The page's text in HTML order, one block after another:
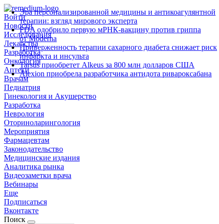
Войти
Новости
Исследования
Лекарства
Разработка
Онкология
Аптеки
Врачам
Педиатрия
Гинекология и Акушерство
Разработка
Неврология
Оториноларингология
Мероприятия
Фармацевтам
Законодательство
Медицинские издания
Аналитика рынка
Видеозаметки врача
Вебинары
Еще
Подписаться
Вконтакте
Поиск
Эра персонализированной медицины и антикоагулянтной
терапии: взгляд мирового эксперта
FDA одобрило первую мРНК‑вакцину против гриппа
от Moderna
Приверженность терапии сахарного диабета снижает риск
инфаркта и инсульта
Tarsus приобретет Alkeus за 800 млн долларов США
Alexion приобрела разработчика антидота ривароксабана